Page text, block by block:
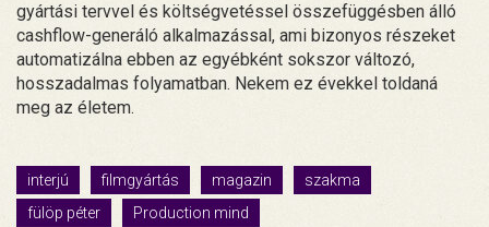
gyártási tervvel és költségvetéssel összefüggésben álló
cashflow-generáló alkalmazással, ami bizonyos részeket
automatizálna ebben az egyébként sokszor változó,
hosszadalmas folyamatban. Nekem ez évekkel toldaná
meg az életem.
interjú filmgyártás magazin
szakma
fülöp péter
Production mind